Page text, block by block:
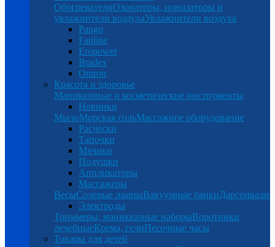
ОбогревателиОзонаторы, ионизаторы и
увлажнители воздухаУвлажнители воздуха
Pango
Fanline
Eropower
Bradex
Omron
Красота и здоровье
Маникюрные и косметические инструменты
Новинки
МылоМорская сольМассажное оборудование
Расчески
Тапочки
Мячики
Подушки
Аппликаторы
Массажеры
ВесыСолевые лампыВакуумные банкиДарсонвали
Электроды
Триммеры, маникюрные наборыВоротники
лечебныеКрема, гелиПесочные часы
Товары для детей